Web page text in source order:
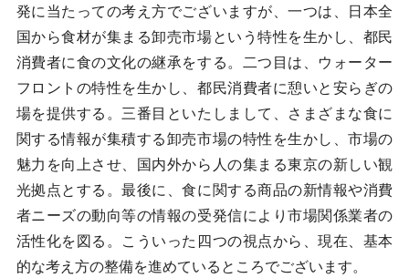
発に当たっての考え方でございますが、一つは、日本全
国から食材が集まる卸売市場という特性を生かし、都民
消費者に食の文化の継承をする。二つ目は、ウォーター
フロントの特性を生かし、都民消費者に憩いと安らぎの
場を提供する。三番目といたしまして、さまざまな食に
関する情報が集積する卸売市場の特性を生かし、市場の
魅力を向上させ、国内外から人の集まる東京の新しい観
光拠点とする。最後に、食に関する商品の新情報や消費
者ニーズの動向等の情報の受発信により市場関係業者の
活性化を図る。こういった四つの視点から、現在、基本
的な考え方の整備を進めているところでございます。